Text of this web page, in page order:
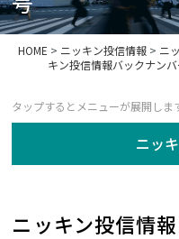
HOME > ニッキン投信情報> ニ
キン投信情報バックナンバ
ニッ
ニッキン投信情